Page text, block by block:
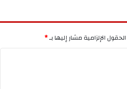
الحقول الإلزامية مشار إليها بـ*